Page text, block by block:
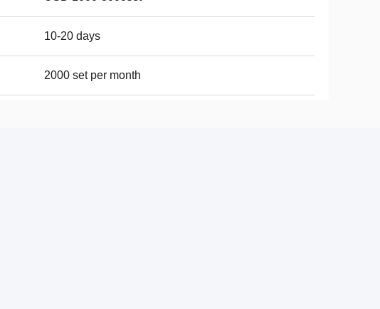
10-20 days
2000 set per month